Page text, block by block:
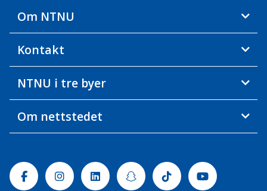
Om NTNU
Kontakt
NTNU i tre byer
Om nettstedet
FacebookInstagramLinkedinSnapchatTiktok Youtube